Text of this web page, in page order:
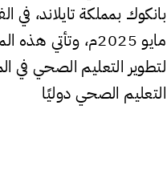
مايو 2025م،
لتطوير التعليم الصحي في
التعليم الصحي دوليًا